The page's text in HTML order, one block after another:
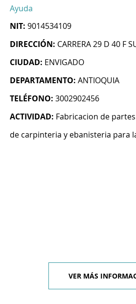
Ayuda
NIT: 9014534109
DIRECCIÓN: CARRERA 29 D 40 F
CIUDAD: ENVIGADO
DEPARTAMENTO: ANTIOQUIA
TELÉFONO: 3002902456
ACTIVIDAD: Fabricacion de
de carpinteria y ebanisteria para
VER MÁS